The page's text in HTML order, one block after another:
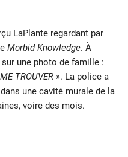
LaPlante regardant par
Morbid Knowledge. À
sur une photo de famille :
TROUVER ». La police a
une cavité murale de la
voire des mois.